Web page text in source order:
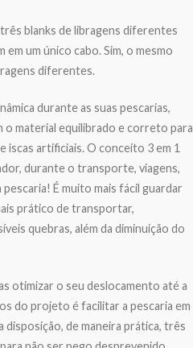
blanks de libragens diferentes
em um único cabo. Sim, o mesmo
diferentes.
durante as suas pescarias,
o material equilibrado e correto para
iscas artificiais. O conceito 3 em 1
durante o transporte, viagens,
É muito mais fácil guardar
prático de transportar,
quebras, além da diminuição do
otimizar o seu deslocamento até a
do projeto é facilitar a pescaria em
disposição, de maneira prática, três